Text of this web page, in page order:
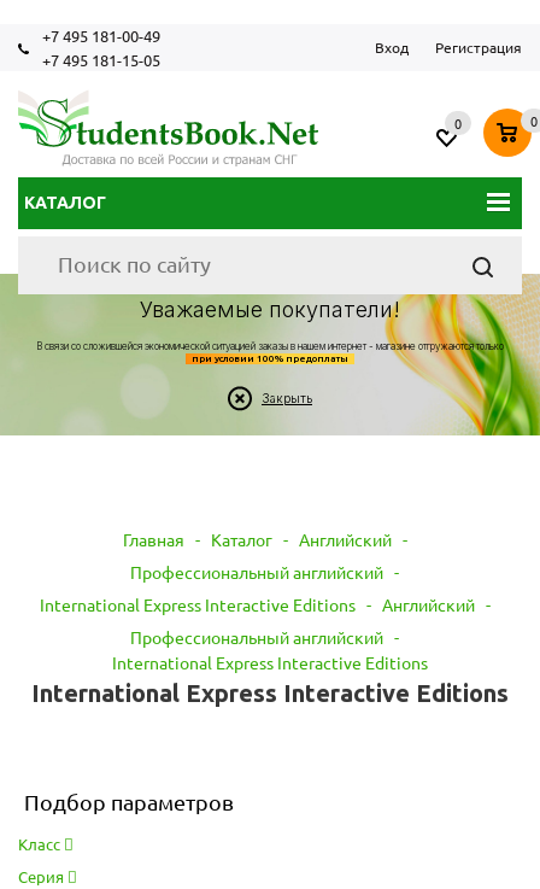
+7 495 181-00-49
+7 495 181-15-05
Вход Регистрация
КАТАЛОГ
0 0
Уважаемые покупатели!
В связи со сложившейся экономической ситуацией заказы в нашем интернет - магазине отгружаются только
при условии 100% предоплаты
Закрыть
Главная - Каталог - Английский -
Профессиональный английский -
International Express Interactive Editions - Английский -
Профессиональный английский -
International Express Interactive Editions
International Express Interactive Editions
Подбор параметров
Класс
Серия